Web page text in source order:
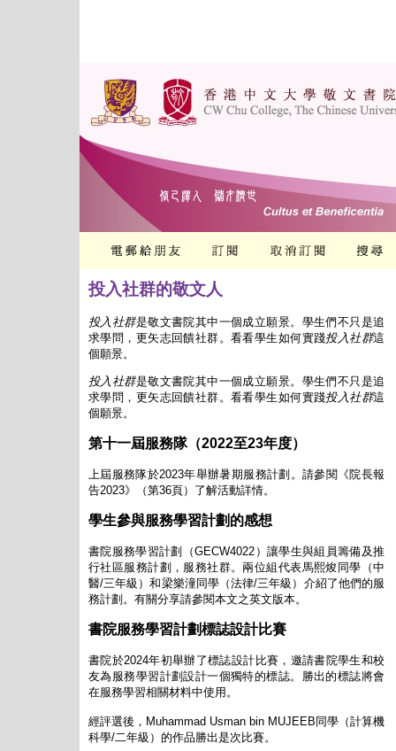
投入社群的敬文人
投入社群是敬文書院其中一個成立願景。學生們不只是追
求學問，更矢志回饋社群。看看學生如何實踐投入社群這
個願景。
投入社群是敬文書院其中一個成立願景。學生們不只是追
求學問，更矢志回饋社群。看看學生如何實踐投入社群這
個願景。
第十一屆服務隊（2022至23年度）
上屆服務隊於2023年舉辦暑期服務計劃。請參閱《院長報
告2023》（第36頁）了解活動詳情。
學生參與服務學習計劃的感想
書院服務學習計劃（GECW4022）讓學生與組員籌備及推
行社區服務計劃，服務社群。兩位組代表馬熙焌同學（中
醫/三年級）和梁樂潼同學（法律/三年級）介紹了他們的服
務計劃。有關分享請參閱本文之英文版本。
書院服務學習計劃標誌設計比賽
書院於2024年初舉辦了標誌設計比賽，邀請書院學生和校
友為服務學習計劃設計一個獨特的標誌。勝出的標誌將會
在服務學習相關材料中使用。
經評選後，Muhammad Usman bin MUJEEB同學（計算機
科學/二年級）的作品勝出是次比賽。